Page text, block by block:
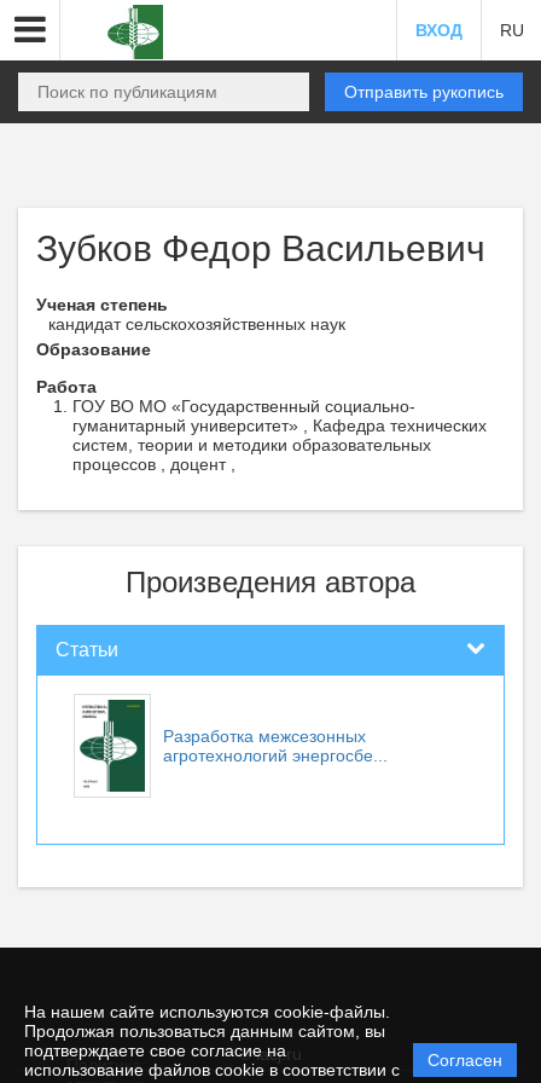
На нашем сайте используются cookie-файлы.
Продолжая пользоваться данным сайтом, вы
подтверждаете свое согласие на
использование файлов cookie в соответствии с
Согласен
ВХОД RU
Отправить рукопись
Зубков Федор Васильевич
Ученая степень
кандидат сельскохозяйственных наук
Образование
Работа
ГОУ ВО МО «Государственный социально-
гуманитарный университет» , Кафедра технических
систем, теории и методики образовательных
процессов , доцент ,
Произведения автора
Статьи
Разработка межсезонных
агротехнологий энергосбе...
© iacj.ru
Политика